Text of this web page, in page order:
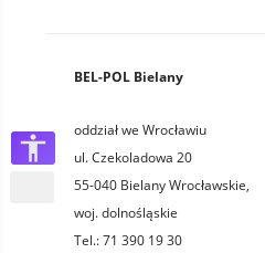
BEL-POL Bielany
oddział we Wrocławiu
ul. Czekoladowa 20
55-040 Bielany Wrocławskie,
woj.dolnośląskie
Tel.:71 390 19 30